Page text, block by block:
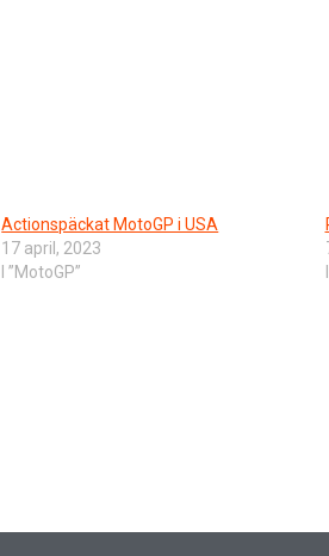
Actionspäckat MotoGP i USA
17 april, 2023
I ”MotoGP”